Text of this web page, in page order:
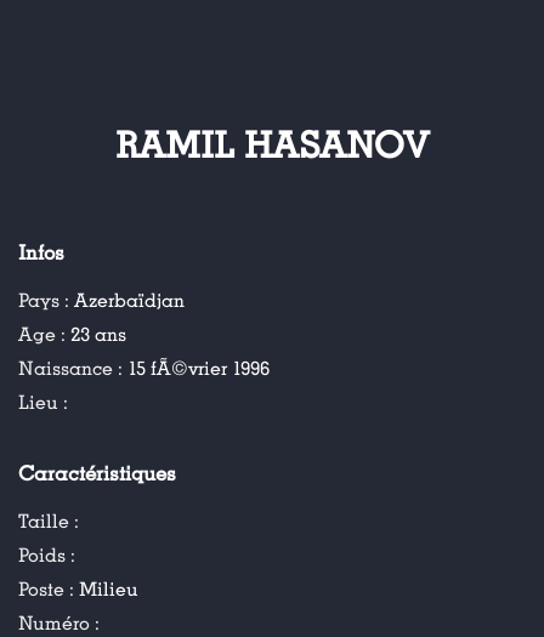
RAMIL HASANOV
Infos
Pays : Azerbaïdjan
Age : 23 ans
Naissance : 15 fÃ©vrier 1996
Lieu :
Caractéristiques
Taille :
Poids :
Poste : Milieu
Numéro :